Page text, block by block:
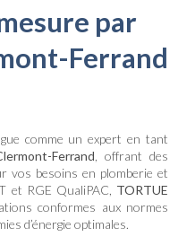
par
Ferrand
comme un expert en tant
Ferrand , offrant des
vos besoins en plomberie et
et RGE QualiPAC, TORTUE
conformes aux normes
d’énergie optimales.